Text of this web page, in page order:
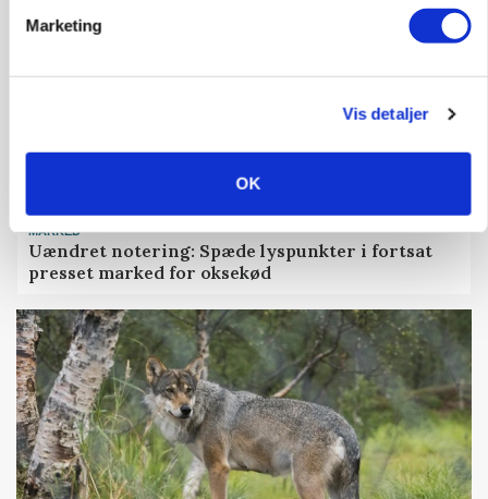
Marketing
Vis detaljer
OK
MARKED
Uændret notering: Spæde lyspunkter i fortsat
presset marked for oksekød